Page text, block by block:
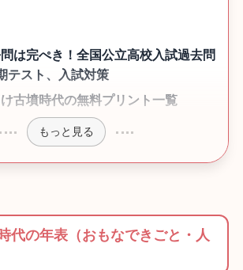
は完ぺき！全国公立高校入試過去問
テスト、入試対策
古墳時代の無料プリント一覧
もっと見る
代の年表（おもなできごと・人